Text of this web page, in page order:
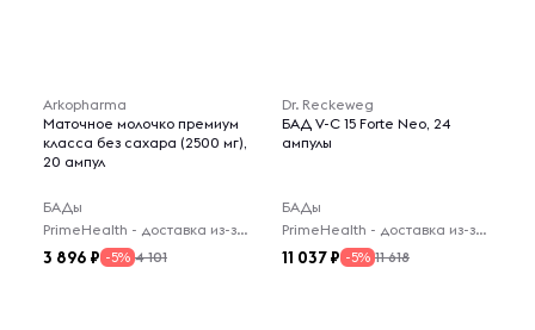
Arkopharma
Маточное молочко премиум
класса без сахара (2500 мг),
20 ампул
БАДы
PrimeHealth - доставка из-за рубежа
3 896 -5% 4 101
Dr. Reckeweg
БАД V-C 15 Forte Neo, 24
ампулы
БАДы
PrimeHealth - доставка из-за рубежа
11 037 -5% 11 618